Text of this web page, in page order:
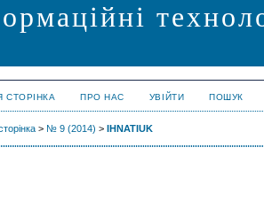
СТОРІНКА ПРО НАС УВІЙТИ ПОШУК
> № 9 (2014) > IHNATIUK